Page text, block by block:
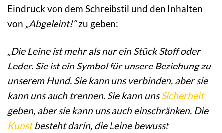
Eindruck von dem Schreibstil und den Inhalten
von „Abgeleint!“zu geben:
„Die Leine ist mehr als nur ein Stück Stoff oder
Leder. Sie ist ein Symbol für unsere Beziehung zu
unserem Hund. Sie kann uns verbinden, aber sie
kann uns auch trennen. Sie kann unsSicherheit
geben, aber sie kann uns auch einschränken. Die
Kunstbesteht darin, die Leine bewusst